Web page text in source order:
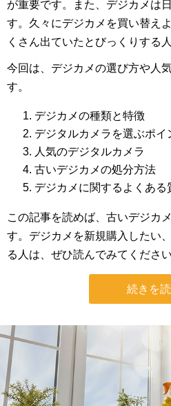
が重要です。また、デジカメは
す。久々にデジカメを買い替え
くさん出ていたとびっくりする
今回は、デジカメの選び方や人
す。
デジカメの種類と特徴
デジタルカメラを選ぶポイ
人気のデジタルカメラ
古いデジカメの処分方法
デジカメに関するよくある
この記事を読めば、古いデジカ
す。デジカメを新規購入したい
る人は、ぜひ読んでみてください
続きを